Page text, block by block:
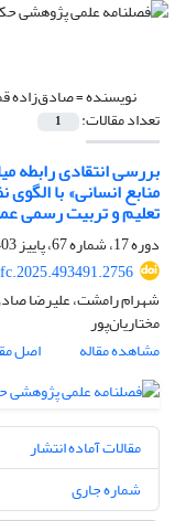
نویسنده =صادق‌زاده
تعداد مقالات: 1
بررسی انتقادی رابطه
منابع انسانی» با
تعلیم و تربیت رسمی
دوره 17، شماره 67، پاییز 1403، صفحه
شهرام رامشت، علیرضا
مختاریان‌پور
مشاهده مقاله
اصل
مقالات آماده انتشار
شماره جاری